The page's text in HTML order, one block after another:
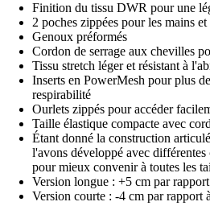
Finition du tissu DWR pour une
2 poches zippées pour les mains
Genoux préformés
Cordon de serrage aux chevilles
Tissu stretch léger et résistant à
Inserts en PowerMesh pour plus
respirabilité
Ourlets zippés pour accéder
Taille élastique compacte avec
Étant donné la construction
l'avons développé avec
pour mieux convenir à toutes les
Version longue : +5 cm par
Version courte : -4 cm par rapport